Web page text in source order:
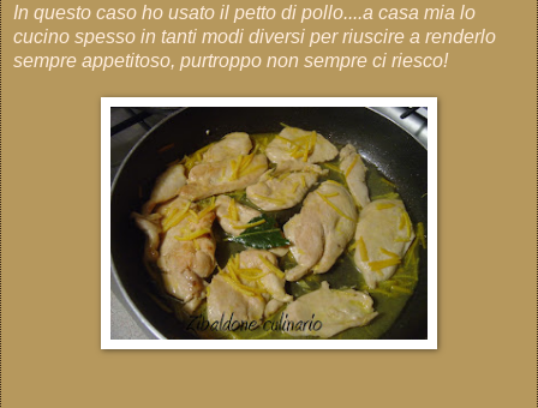
In questo caso ho usato il petto di pollo....a casa mia lo
cucino spesso in tanti modi diversi per riuscire a renderlo
sempre appetitoso, purtroppo non sempre ci riesco!